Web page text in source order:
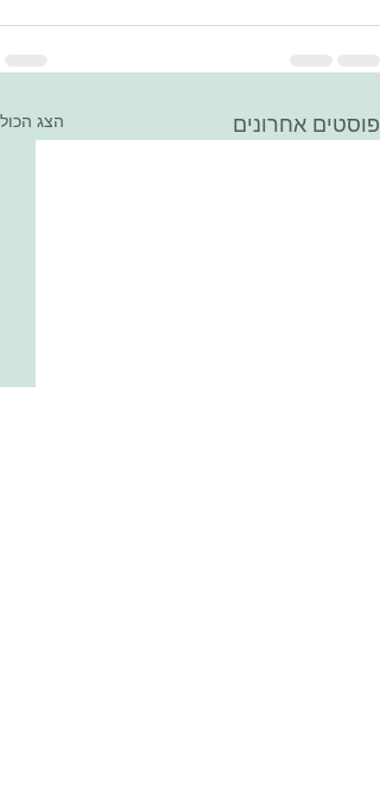
פוסטים אחרונים הצג הכול